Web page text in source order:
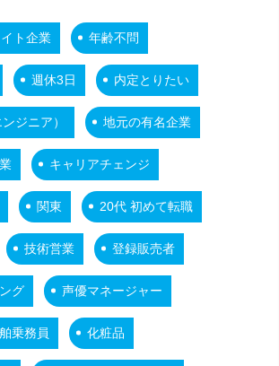
ト企業 年齢不問
週休3日 内定とりたい
ジニア） 地元の有名企業
キャリアチェンジ
関東 20代 初めて転職
技術営業 登録販売者
グ 声優マネージャー
乗務員 化粧品